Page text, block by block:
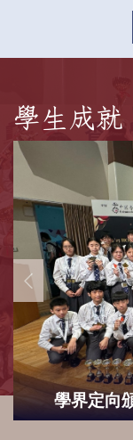
學生成就
學界定向